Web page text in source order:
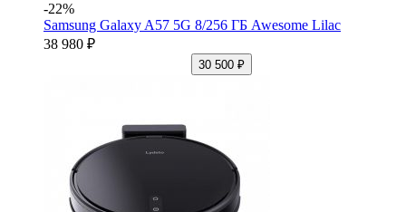
-22%
Samsung Galaxy A57 5G 8/256 ГБ Awesome Lilac
38 980 ₽
30 500 ₽